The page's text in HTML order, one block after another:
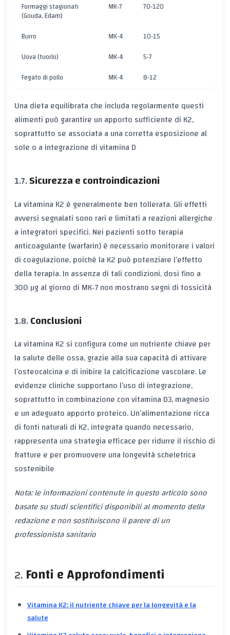
Formaggi stagionati
(Gouda, Edam)
MK‑7 70‑120
Burro MK‑4
10‑15
Uova (tuorlo)
MK‑4
5‑7
Fegato di pollo
MK‑4 8‑12
Una dieta equilibrata che includa regolarmente questi
alimenti può garantire un apporto sufficiente di K2,
soprattutto se associata a una corretta esposizione al
sole o a integrazione di vitamina D
Sicurezza e controindicazioni
La vitamina K2 è generalmente ben tollerata. Gli effetti
avversi segnalati sono rari e limitati a reazioni allergiche
a integratori specifici. Nei pazienti sotto terapia
anticoagulante (warfarin) è necessario monitorare i valori
di coagulazione, poiché la K2 può potenziare l’effetto
della terapia. In assenza di tali condizioni, dosi fino a
300 µg al giorno di MK‑7 non mostrano segni di tossicità
Conclusioni
La vitamina K2 si configura come un nutriente chiave per
la salute delle ossa, grazie alla sua capacità di attivare
l’osteocalcina e di inibire la calcificazione vascolare. Le
evidenze cliniche supportano l’uso di integrazione,
soprattutto in combinazione con vitamina D3, magnesio
e un adeguato apporto proteico. Un’alimentazione ricca
di fonti naturali di K2, integrata quando necessario,
rappresenta una strategia efficace per ridurre il rischio di
fratture e per promuovere una longevità scheletrica
sostenibile
Nota: le informazioni contenute in questo articolo sono
basate su studi scientifici disponibili al momento della
redazione e non sostituiscono il parere di un
professionista sanitario
Fonti e Approfondimenti
Vitamina K2: il nutriente chiave per la longevità e la
salute